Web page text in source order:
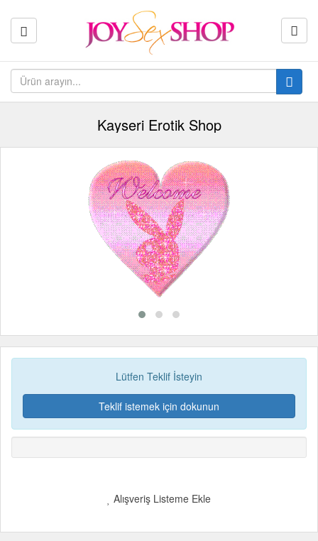
Kayseri Erotik Shop
Lütfen Teklif İsteyin
Teklif istemek için dokunun
Alışveriş Listeme Ekle